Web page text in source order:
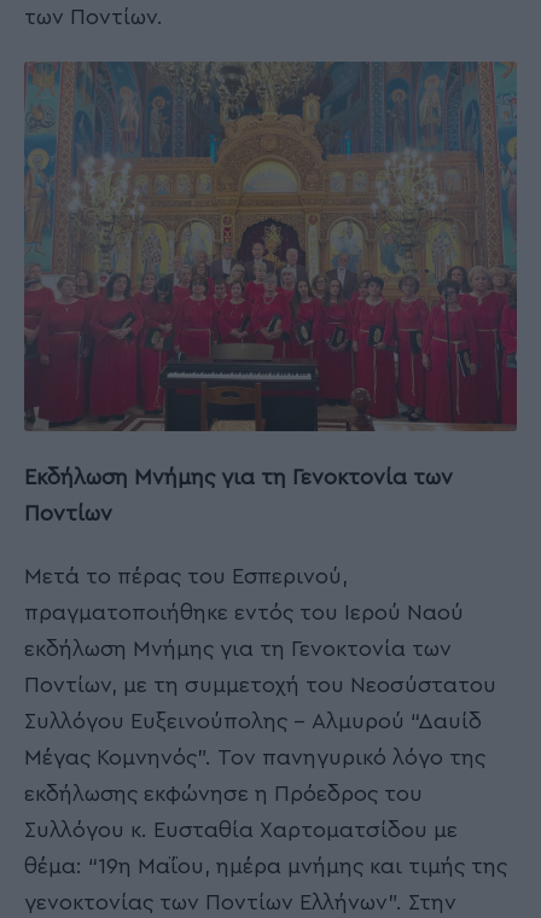
των Ποντίων.
Εκδήλωση Μνήμης για τη Γενοκτονία των
Ποντίων
Μετά το πέρας του Εσπερινού,
πραγματοποιήθηκε εντός του Ιερού Ναού
εκδήλωση Μνήμης για τη Γενοκτονία των
Ποντίων, με τη συμμετοχή του Νεοσύστατου
Συλλόγου Ευξεινούπολης – Αλμυρού “Δαυίδ
Μέγας Κομνηνός”. Τον πανηγυρικό λόγο της
εκδήλωσης εκφώνησε η Πρόεδρος του
Συλλόγου κ. Ευσταθία Χαρτοματσίδου με
θέμα: “19η Μαΐου, ημέρα μνήμης και τιμής της
γενοκτονίας των Ποντίων Ελλήνων”. Στην